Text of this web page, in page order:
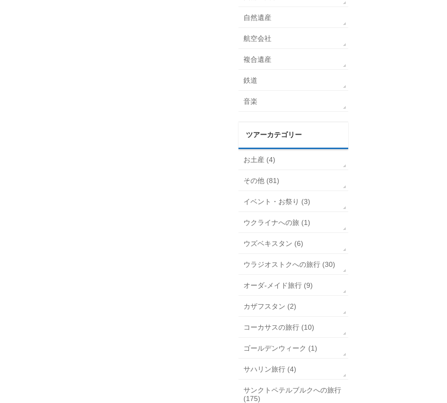
自然遺産
航空会社
複合遺産
鉄道
音楽
ツアーカテゴリー
お土産 (4)
その他 (81)
イベント・お祭り (3)
ウクライナへの旅 (1)
ウズベキスタン (6)
ウラジオストクへの旅行 (30)
オーダ-メイド旅行 (9)
カザフスタン (2)
コーカサスの旅行 (10)
ゴールデンウィーク (1)
サハリン旅行 (4)
サンクトペテルブルクへの旅行
(175)